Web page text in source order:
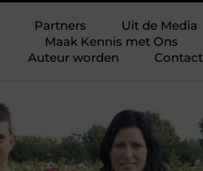
Partners
Uit de Media
Maak Kennis met Ons
Auteur worden
Contact